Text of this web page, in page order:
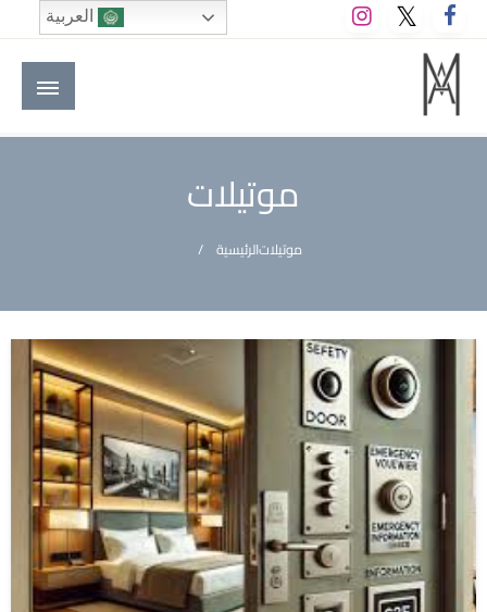
التخطي
إلى
المحتوى
M A hotels | إم ايه هوتيلز
الموقع الأول للعاملين في الفنادق في العالم العربي
موتيلات
الرئيسيةموتيلات
العربية